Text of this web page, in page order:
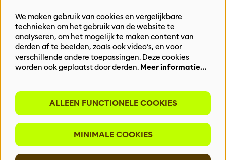
Steun ons
Vacatures
Events & Partnerships
Contact
BLIJF OP DE HOOGTE
Meld je aan voor onze nieuwsbrief
We maken gebruik van cookies en vergelijkbare
technieken om het gebruik van de website te
analyseren, om het mogelijk te maken content van
derden af te beelden, zoals ook video’s, en voor
verschillende andere toepassingen. Deze cookies
worden ook geplaatst door derden. Meer informatie…
ALLEEN FUNCTIONELE COOKIES
MINIMALE COOKIES